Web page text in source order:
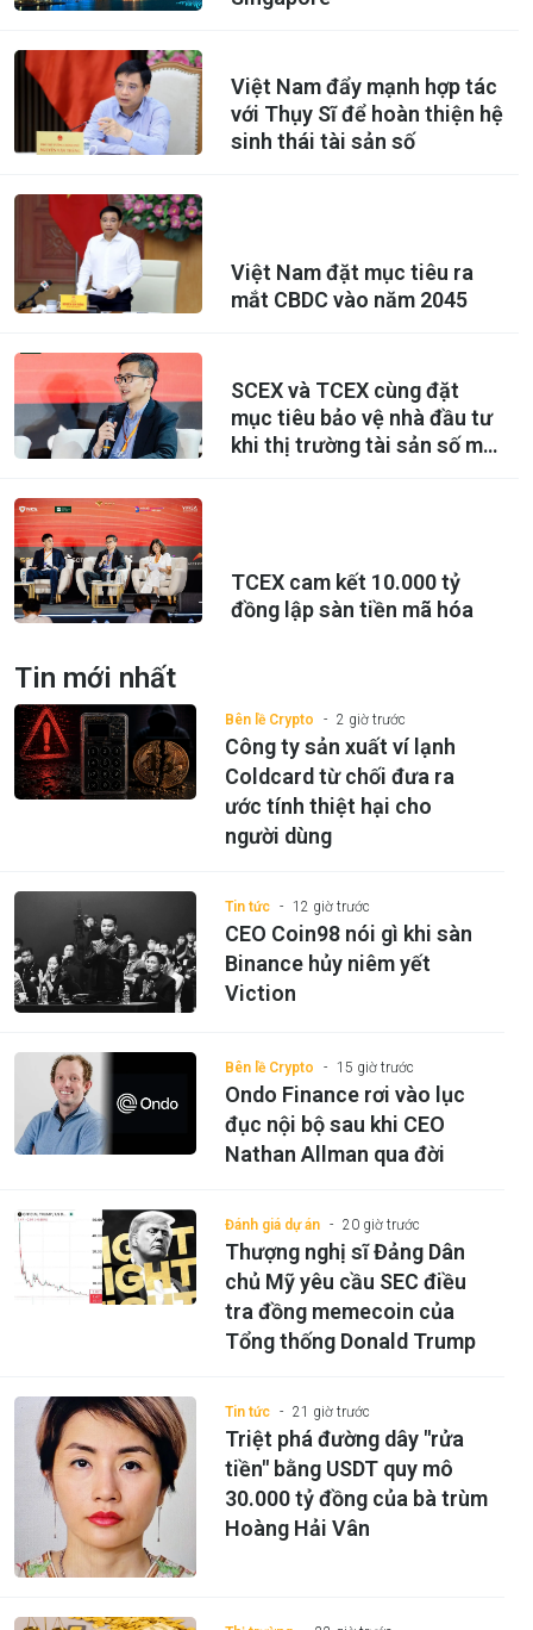
Việt Nam đẩy mạnh hợp tác
với Thụy Sĩ để hoàn thiện hệ
sinh thái tài sản số
Việt Nam đặt mục tiêu ra
mắt CBDC vào năm 2045
SCEX và TCEX cùng đặt
mục tiêu bảo vệ nhà đầu tư
khi thị trường tài sản số mở
TCEX cam kết 10.000 tỷ
đồng lập sàn tiền mã hóa
Tin mới nhất
Bên lề Crypto 2 giờ trước
Công ty sản xuất ví lạnh
Coldcard từ chối đưa ra
ước tính thiệt hại cho
người dùng
Tin tức 12 giờ trước
CEO Coin98 nói gì khi sàn
Binance hủy niêm yết
Viction
Bên lề Crypto 15 giờ trước
Ondo Finance rơi vào lục
đục nội bộ sau khi CEO
Nathan Allman qua đời
Đánh giá dự án 20 giờ trước
Thượng nghị sĩ Đảng Dân
chủ Mỹ yêu cầu SEC điều
tra đồng memecoin của
Tổng thống Donald Trump
Tin tức 21 giờ trước
Triệt phá đường dây "rửa
tiền" bằng USDT quy mô
30.000 tỷ đồng của bà trùm
Hoàng Hải Vân